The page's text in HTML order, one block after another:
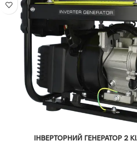
ІНВЕРТОРНИЙ ГЕНЕРАТОР 2